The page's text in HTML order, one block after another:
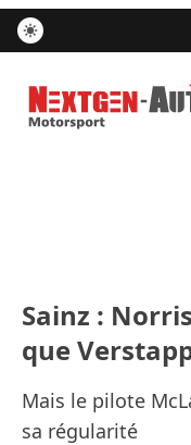
Nextgen-Auto.com
Sainz :
que
Mais le pilote
sa régularité